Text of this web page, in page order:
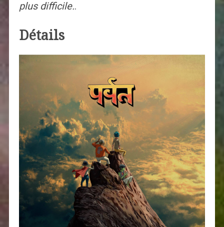
plus difficile..
Détails